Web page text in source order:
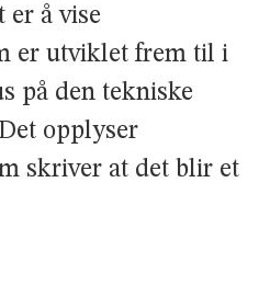
er å vise
er utviklet frem til i
på den tekniske
opplyser
skriver at det blir et